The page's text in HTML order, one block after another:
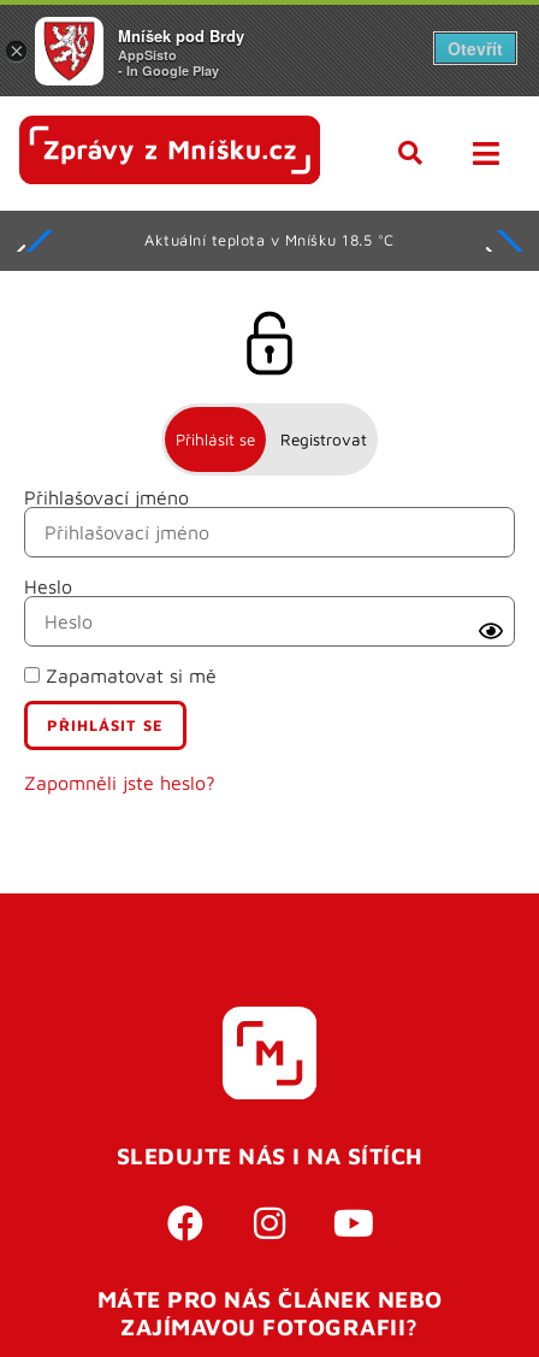
Aktuální teplota v Mníšku 18.5 °C
Přihlásit se Registrovat
Přihlašovací jméno
Heslo
Zapamatovat si mě
Zapomněli jste heslo?
Jméno
Příjmení
E-mail
Uživatelské jméno
Pro úspěšné dokončení registrace je potřeba
vaší e-mailovouadresu. Po úspěšném odeslání
otevření tohoto odkazu se váš účet ověří a můžete se
přihlásit. Nezapomeňte zkontrolovat složku SPAM ve
SLEDUJTE NÁS I NA SÍTÍCH
MÁTE PRO NÁS ČLÁNEK NEBO
ZAJÍMAVOU FOTOGRAFII?
×
Mníšek pod Brdy
AppSisto
- In Google Play
Otevřít